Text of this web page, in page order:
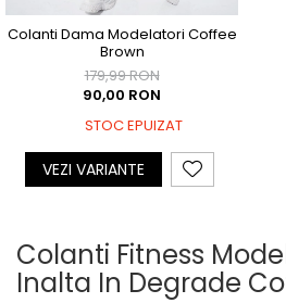
Colanti Dama Modelatori Coffee
Brown
179,99 RON
90,00 RON
STOC EPUIZAT
VEZI VARIANTE
Colanti Fitness
Inalta In Degrade